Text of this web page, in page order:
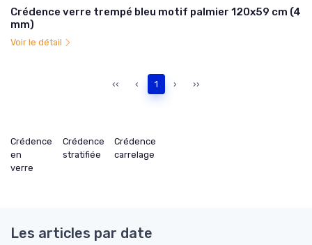
Crédence verre trempé bleu motif palmier 120x59 cm (4
mm)
Voir le détail
‹‹ ‹ 1 › ››
Crédence
en
verre
Crédence
stratifiée
Crédence
carrelage
Les articles par date